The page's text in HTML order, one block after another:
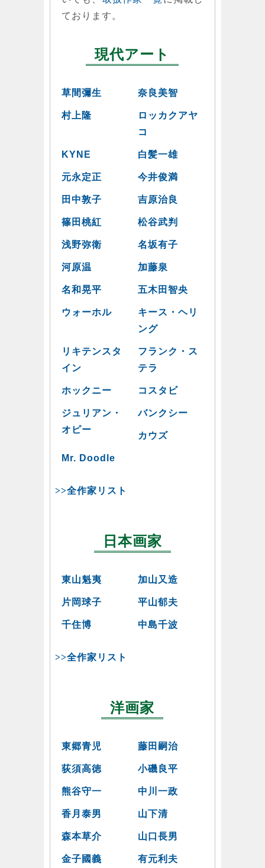
ております。
現代アート
草間彌生 奈良美智
村上隆
ロッカクアヤ
コ
KYNE 白髪一雄
元永定正 今井俊満
田中敦子 吉原治良
篠田桃紅 松谷武判
浅野弥衛 名坂有子
河原温 加藤泉
名和晃平 五木田智央
ウォーホル
キース・ヘリ
ング
リキテンスタ
イン
フランク・ス
テラ
ホックニー コスタビ
ジュリアン・
オピー
バンクシー
カウズ
Mr. Doodle
>>全作家リスト
日本画家
東山魁夷 加山又造
片岡球子 平山郁夫
千住博 中島千波
>>全作家リスト
洋画家
東郷青児 藤田嗣治
荻須高徳 小磯良平
熊谷守一 中川一政
香月泰男 山下清
森本草介 山口長男
金子國義 有元利夫